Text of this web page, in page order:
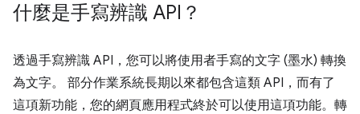
什麼是手寫辨識 API？
透過手寫辨識 API，您可以將使用者手寫的文字 (墨水) 轉換
為文字。 部分作業系統長期以來都包含這類 API，而有了
這項新功能，您的網頁應用程式終於可以使用這項功能。轉